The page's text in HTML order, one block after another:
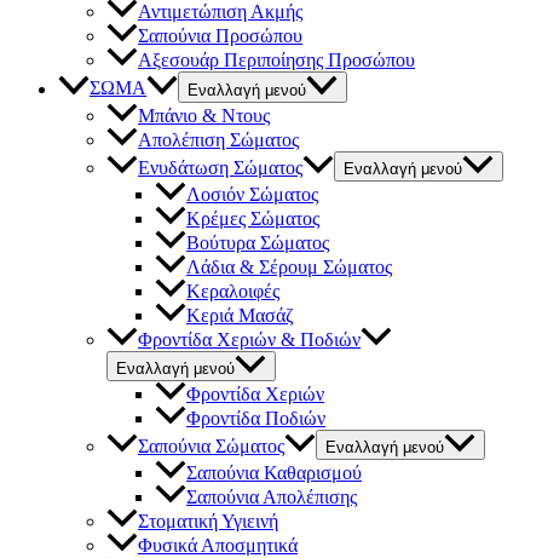
Αντιμετώπιση Ακμής
Σαπούνια Προσώπου
Αξεσουάρ Περιποίησης Προσώπου
ΣΩΜΑ
Εναλλαγή μενού
Μπάνιο & Ντους
Απολέπιση Σώματος
Ενυδάτωση Σώματος
Εναλλαγή μενού
Λοσιόν Σώματος
Κρέμες Σώματος
Βούτυρα Σώματος
Λάδια & Σέρουμ Σώματος
Κεραλοιφές
Κεριά Μασάζ
Φροντίδα Χεριών & Ποδιών
Εναλλαγή μενού
Φροντίδα Χεριών
Φροντίδα Ποδιών
Σαπούνια Σώματος
Εναλλαγή μενού
Σαπούνια Καθαρισμού
Σαπούνια Απολέπισης
Στοματική Υγιεινή
Φυσικά Αποσμητικά